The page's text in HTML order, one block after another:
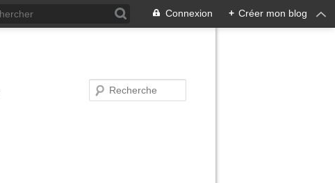
Connexion + Créer mon blog